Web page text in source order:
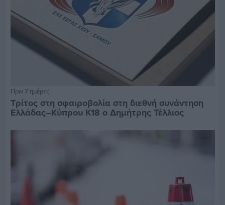
Πριν 7 ημέρες
Τρίτος στη σφαιροβολία στη διεθνή συνάντηση
Ελλάδας–Κύπρου Κ18 ο Δημήτρης Τέλλιος